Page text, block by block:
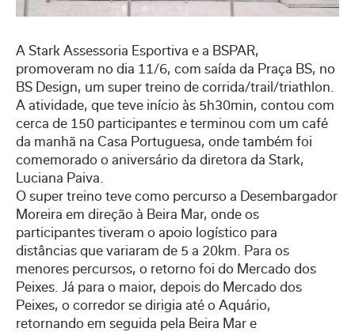
A Stark Assessoria Esportiva e a BSPAR,
promoveram no dia 11/6, com saída da Praça BS, no
BS Design, um super treino de corrida/trail/triathlon.
A atividade, que teve início às 5h30min, contou com
cerca de 150 participantes e terminou com um café
da manhã na Casa Portuguesa, onde também foi
comemorado o aniversário da diretora da Stark,
Luciana Paiva.
O super treino teve como percurso a Desembargador
Moreira em direção à Beira Mar, onde os
participantes tiveram o apoio logístico para
distâncias que variaram de 5 a 20km. Para os
menores percursos, o retorno foi do Mercado dos
Peixes. Já para o maior, depois do Mercado dos
Peixes, o corredor se dirigia até o Aquário,
retornando em seguida pela Beira Mar e